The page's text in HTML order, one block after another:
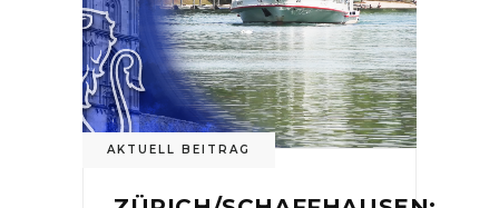
AKTUELL BEITRAG